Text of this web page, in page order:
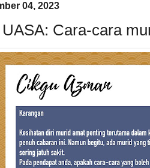
04, 2023
Cara-cara